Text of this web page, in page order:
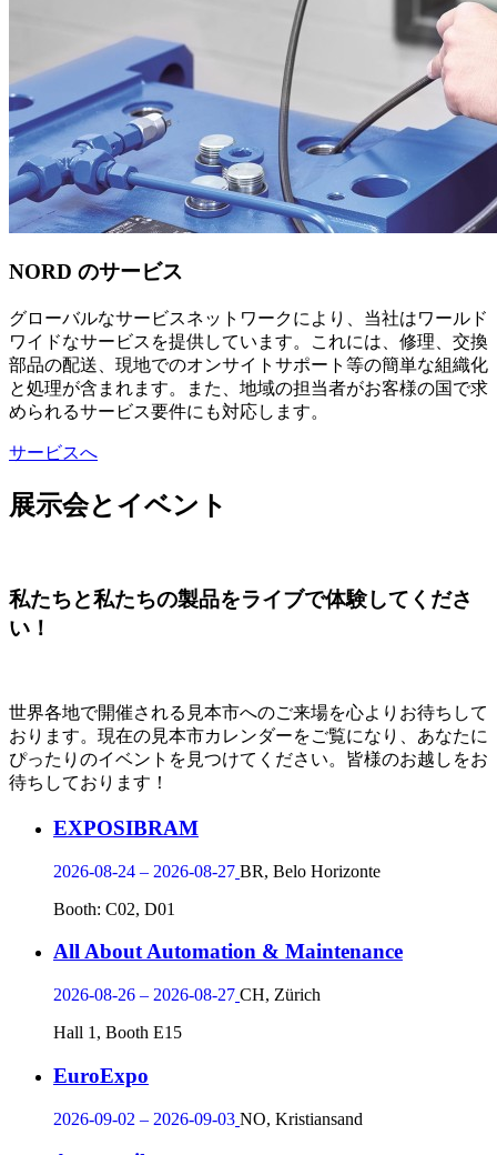
NORD のサービス
グローバルなサービスネットワークにより、当社はワールド
ワイドなサービスを提供しています。これには、修理、交換
部品の配送、現地でのオンサイトサポート等の簡単な組織化
と処理が含まれます。また、地域の担当者がお客様の国で求
められるサービス要件にも対応します。
サービスへ
展示会とイベント
私たちと私たちの製品をライブで体験してくださ
い！
世界各地で開催される見本市へのご来場を心よりお待ちして
おります。現在の見本市カレンダーをご覧になり、あなたに
ぴったりのイベントを見つけてください。皆様のお越しをお
待ちしております！
EXPOSIBRAM
2026-08-24 – 2026-08-27 BR, Belo Horizonte
Booth: C02, D01
All About Automation & Maintenance
2026-08-26 – 2026-08-27 CH, Zürich
Hall 1, Booth E15
EuroExpo
2026-09-02 – 2026-09-03 NO, Kristiansand